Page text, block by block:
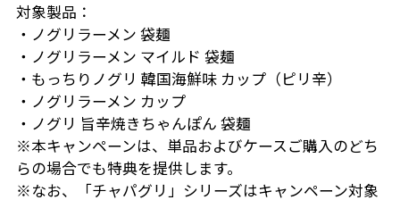
対象製品：
・ノグリラーメン 袋麺
・ノグリラーメン マイルド 袋麺
・もっちりノグリ 韓国海鮮味 カップ（ピリ辛）
・ノグリラーメン カップ
・ノグリ 旨辛焼きちゃんぽん 袋麺
※本キャンペーンは、単品およびケースご購入のどち
らの場合でも特典を提供します。
※なお、「チャパグリ」シリーズはキャンペーン対象